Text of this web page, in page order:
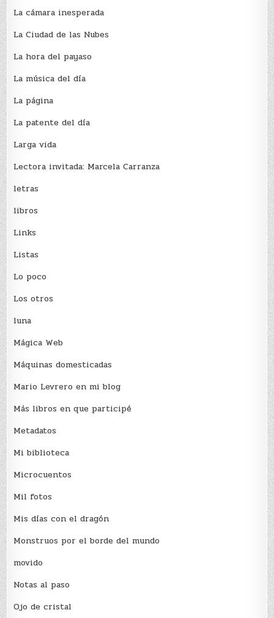
La cámara inesperada
La Ciudad de las Nubes
La hora del payaso
La música del día
La página
La patente del día
Larga vida
Lectora invitada: Marcela Carranza
letras
libros
Links
Listas
Lo poco
Los otros
luna
Mágica Web
Máquinas domesticadas
Mario Levrero en mi blog
Más libros en que participé
Metadatos
Mi biblioteca
Microcuentos
Mil fotos
Mis días con el dragón
Monstruos por el borde del mundo
movido
Notas al paso
Ojo de cristal